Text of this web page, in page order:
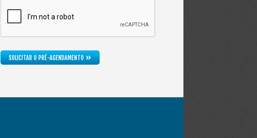
SOLICITAR O PRÉ-AGENDAMENTO»